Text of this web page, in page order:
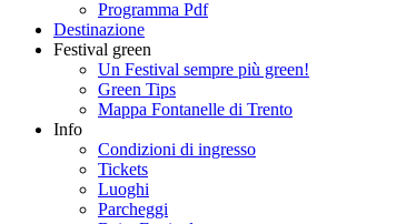
Programma Pdf
Destinazione
Festival green
Un Festival sempre più green!
Green Tips
Mappa Fontanelle di Trento
Info
Condizioni di ingresso
Tickets
Luoghi
Parcheggi